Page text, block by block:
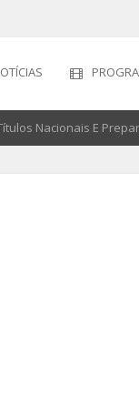
Nacionais E